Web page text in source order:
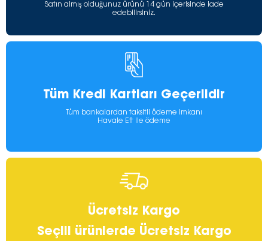
Satın almış olduğunuz ürünü 14 gün içerisinde iade
edebilirsiniz.
Tüm Kredi Kartları Geçerlidir
Tüm bankalardan taksitli ödeme imkanı
Havale Eft ile ödeme
Ücretsiz Kargo
Seçili ürünlerde Ücretsiz Kargo